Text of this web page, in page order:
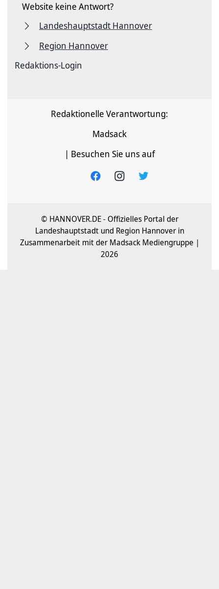
Website keine Antwort?
Landeshauptstadt Hannover
Region Hannover
Redaktions-Login
Redaktionelle Verantwortung:
Madsack
| Besuchen Sie uns auf
© HANNOVER.DE - Offizielles Portal der
Landeshauptstadt und Region Hannover in
Zusammenarbeit mit der Madsack Mediengruppe |
2026